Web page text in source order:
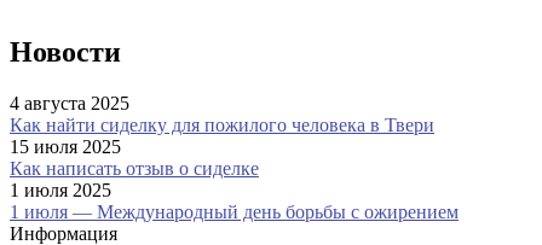
Новости
4 августа 2025
Как найти сиделку для пожилого человека в Твери
15 июля 2025
Как написать отзыв о сиделке
1 июля 2025
1 июля — Международный день борьбы с ожирением
Информация